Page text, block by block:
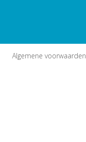
Algemene voorwaarden